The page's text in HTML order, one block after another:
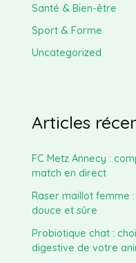
Santé & Bien-être
Sport & Forme
Uncategorized
Articles
FC Metz Annecy :
match en direct
Raser maillot femme
douce et sûre
Probiotique chat :
digestive de votre